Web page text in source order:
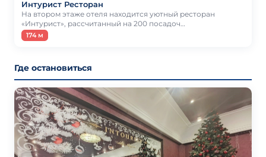
Интурист Ресторан
На втором этаже отеля находится уютный ресторан
«Интурист», рассчитанный на 200 посадоч…
174 м
Где остановиться